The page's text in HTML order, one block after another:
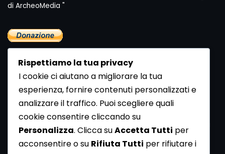
di ArcheoMedia "
Newsletter
Se vuoi ricevere la Rivista gratuita di archeologia realizzata
dalla Redazione di ArcheoMedia iscriviti alla nostra
Newsletter [Clicca Qui]
Rispettiamo la tua privacy
I cookie ci aiutano a migliorare la tua
esperienza, fornire contenuti personalizzati e
analizzare il traffico. Puoi scegliere quali
cookie consentire cliccando su
Personalizza. Clicca suAccetta Tutti per
acconsentire o su Rifiuta Tutti per rifiutare i